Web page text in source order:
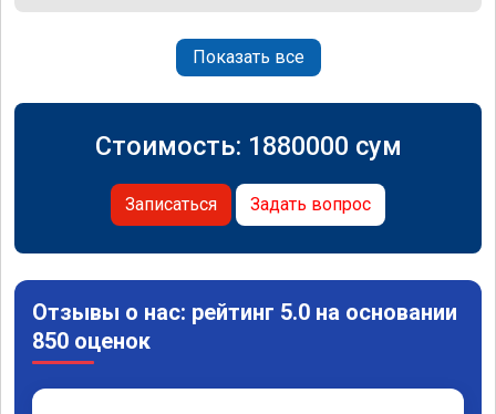
Показать все
Стоимость: 1880000 сум
Записаться Задать вопрос
Отзывы о нас: рейтинг 5.0 на основании
850 оценок